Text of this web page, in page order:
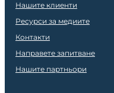
Нашите клиенти
Ресурси за медиите
Контакти
Направете запитване
Нашите партньори